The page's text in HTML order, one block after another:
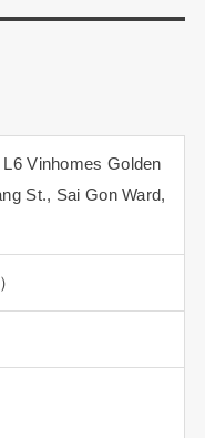
Vinhomes Golden
St., Sai Gon Ward,